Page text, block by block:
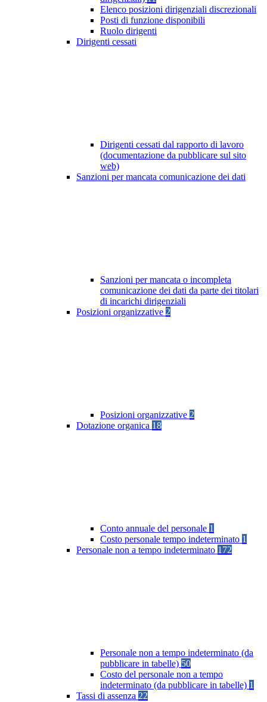
Elenco posizioni dirigenziali discrezionali
Posti di funzione disponibili
Ruolo dirigenti
Dirigenti cessati
Dirigenti cessati dal rapporto di lavoro
(documentazione da pubblicare sul sito
web)
Sanzioni per mancata comunicazione dei dati
Sanzioni per mancata o incompleta
comunicazione dei dati da parte dei titolari
di incarichi dirigenziali
Posizioni organizzative 2
Posizioni organizzative 2
Dotazione organica 18
Conto annuale del personale 1
Costo personale tempo indeterminato 1
Personale non a tempo indeterminato 172
Personale non a tempo indeterminato (da
pubblicare in tabelle) 50
Costo del personale non a tempo
indeterminato (da pubblicare in tabelle) 1
Tassi di assenza 22